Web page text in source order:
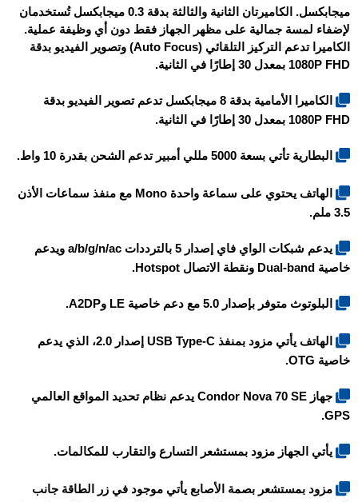
ميجابكسل. الكاميرتان الثانية والثالثة بدقة 0.3 ميجابكسل تُستخدمان
لإضفاء لمسة جمالية على مظهر الجهاز فقط دون أي وظيفة عملية.
الكاميرا تدعم التركيز التلقائي (Auto Focus) وتصوير الفيديو بدقة
1080P FHD بمعدل 30 إطارًا في الثانية.
الكاميرا الأمامية بدقة 8 ميجابكسل تدعم تصوير الفيديو بدقة
1080P FHD بمعدل 30 إطارًا في الثانية.
البطارية تأتي بسعة 5000 مللي أمبير تدعم الشحن بقدرة 10 واط.
الهاتف يحتوي على سماعة واحدة Mono مع منفذ سماعات الأذن
3.5 ملم.
يدعم شبكات الواي فاي إصدار 5 بالترددات a/b/g/n/ac ويدعم
خاصية Dual-band ونقطة الاتصال Hotspot.
البلوتوث متوفر بإصدار 5.0 مع دعم خاصية LE وA2DP.
الهاتف يأتي مزود بمنفذ USB Type-C إصدار 2.0، الذي يدعم
خاصية OTG.
جهاز Condor Nova 70 SE يدعم نظام تحديد المواقع العالمي
GPS.
يأتي الجهاز مزود بمستشعر التسارع والتقارب للمكالمات.
مزود بمستشعر بصمة الأصابع يأتي موجود في زر الطاقة جانب